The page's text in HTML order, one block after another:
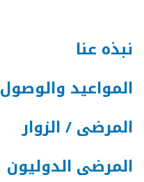
نبذه عنا
المواعيد والوصول
المرضى / الزوار
المرضى الدوليون